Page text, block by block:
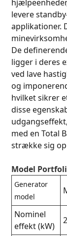
levere
applikationer.
De
ligger i deres
ved lave
og
hvilket sikrer
disse
med en Total
strække sig op
Model
Generator
model
Nominel
effekt (kW)